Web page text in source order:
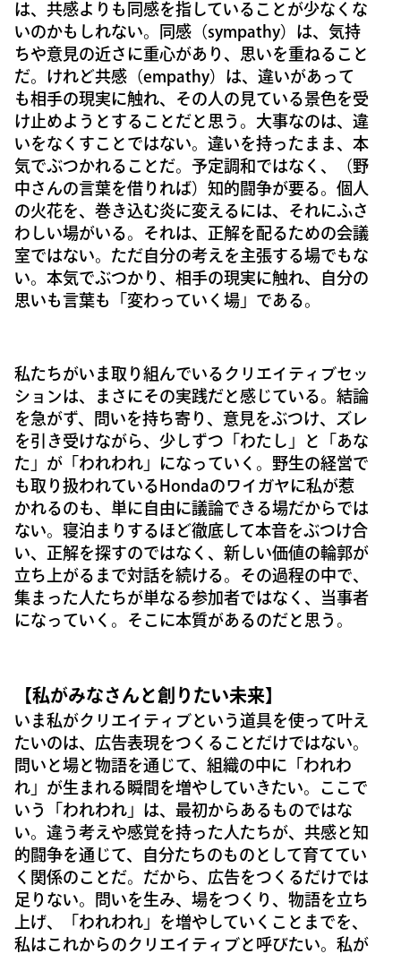
は、共感よりも同感を指していることが少なくな
いのかもしれない。同感（sympathy）は、気持
ちや意見の近さに重心があり、思いを重ねること
だ。けれど共感（empathy）は、違いがあって
も相手の現実に触れ、その人の見ている景色を受
け止めようとすることだと思う。大事なのは、違
いをなくすことではない。違いを持ったまま、本
気でぶつかれることだ。予定調和ではなく、（野
中さんの言葉を借りれば）知的闘争が要る。個人
の火花を、巻き込む炎に変えるには、それにふさ
わしい場がいる。それは、正解を配るための会議
室ではない。ただ自分の考えを主張する場でもな
い。本気でぶつかり、相手の現実に触れ、自分の
思いも言葉も「変わっていく場」である。
私たちがいま取り組んでいるクリエイティブセッ
ションは、まさにその実践だと感じている。結論
を急がず、問いを持ち寄り、意見をぶつけ、ズレ
を引き受けながら、少しずつ「わたし」と「あな
た」が「われわれ」になっていく。野生の経営で
も取り扱われているHondaのワイガヤに私が惹
かれるのも、単に自由に議論できる場だからでは
ない。寝泊まりするほど徹底して本音をぶつけ合
い、正解を探すのではなく、新しい価値の輪郭が
立ち上がるまで対話を続ける。その過程の中で、
集まった人たちが単なる参加者ではなく、当事者
になっていく。そこに本質があるのだと思う。
【私がみなさんと創りたい未来】
いま私がクリエイティブという道具を使って叶え
たいのは、広告表現をつくることだけではない。
問いと場と物語を通じて、組織の中に「われわ
れ」が生まれる瞬間を増やしていきたい。ここで
いう「われわれ」は、最初からあるものではな
い。違う考えや感覚を持った人たちが、共感と知
的闘争を通じて、自分たちのものとして育ててい
く関係のことだ。だから、広告をつくるだけでは
足りない。問いを生み、場をつくり、物語を立ち
上げ、「われわれ」を増やしていくことまでを、
私はこれからのクリエイティブと呼びたい。私が